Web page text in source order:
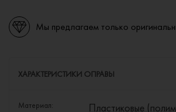
Мы предлагаем только
ХАРАКТЕРИСТИКИ ОПРАВЫ
Материал: Пластиковые